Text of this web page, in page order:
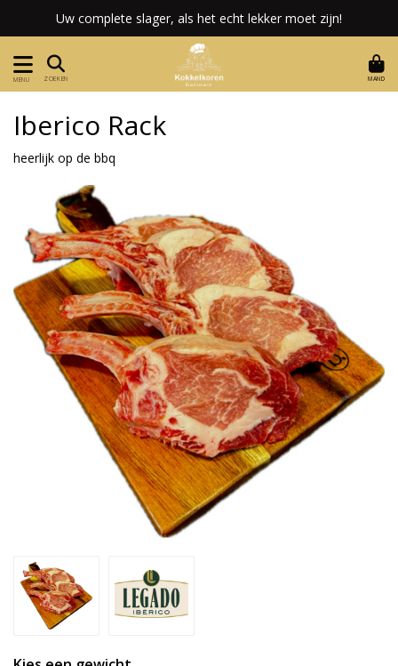
Uw complete slager, als het echt lekker moet zijn!
MENU ZOEKEN MAND
Iberico Rack
heerlijk op de bbq